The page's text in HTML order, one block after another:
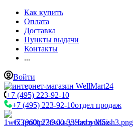
Как купить
Оплата
Доставка
Пункты выдачи
Контакты
...
Войти
+7 (495) 223-92-10
+7 (495) 223-92-10отдел продаж
+7 (960) 230-00-33Чат в Max